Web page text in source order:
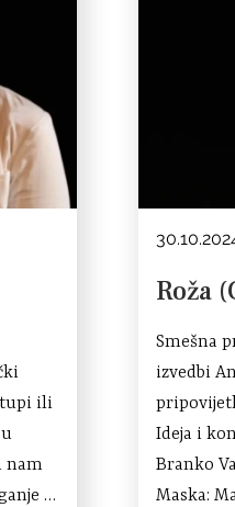
ili
nam
i
Roža
Smešna
izvedbi
Ideja i
Branko
Maska: